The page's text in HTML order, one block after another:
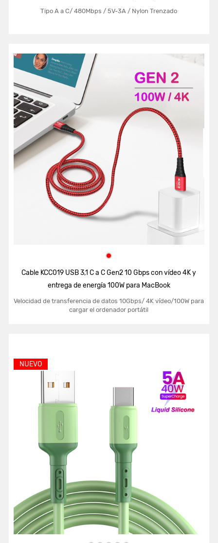
Tipo A a C/ 480Mbps / 5V-3A / Nylon Trenzado
Cable KCC019 USB 3,1 C a C Gen2 10 Gbps con vídeo 4K y
entrega de energía 100W para MacBook
Velocidad de transferencia de datos 10Gbps/ 4K vídeo/100W para
cargar el ordenador portátil
NUEVO